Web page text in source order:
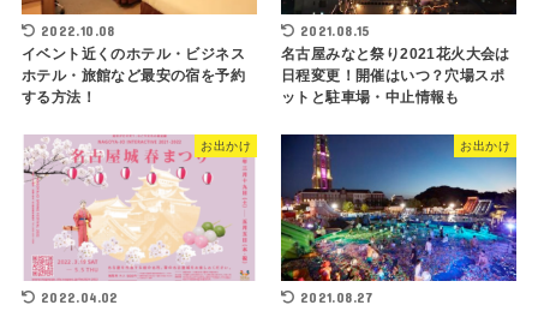
2022.10.08
イベント近くのホテル・ビジネス
ホテル・旅館など最安の宿を予約
する方法！
2021.08.15
名古屋みなと祭り2021花火大会は
日程変更！開催はいつ？穴場スポ
ットと駐車場・中止情報も
お出かけ
2022.04.02
お出かけ
2021.08.27